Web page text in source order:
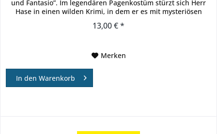
und Fantasio”. Im legendären Pagenkostüm stürzt sich Herr
Hase in einen wilden Krimi, in dem er es mit mysteriösen
13,00 € *
Merken
In den Warenkorb